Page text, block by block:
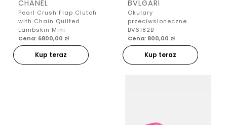
CHANEL
Pearl Crush Flap Clutch
with Chain Quilted
Lambskin Mini
Cena: 6800,00 zł
Kup teraz
BVLGARI
Okulary
przeciwsłoneczne
BV6182B
Cena: 800,00 zł
Kup teraz